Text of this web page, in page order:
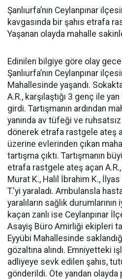
Şanlıurfa’nın Ceylanpınar
kavgasında bir şahıs etrafa
Yaşanan olayda mahalle
Edinilen bilgiye göre olay
Şanlıurfa’nın Ceylanpınar
Mahallesinde yaşandı.
A.R., karşılaştığı 3 genç ile
girdi. Tartışmanın ardından
yanında av tüfeği ve
dönerek etrafa rastgele ateş
üzerine evlerinden çıkan
tartışma çıktı. Tartışmanın
etrafa rastgele ateş açan
Murat K., Halil İbrahim K.,
T.'yi yaraladı. Ambulansla
yaralıların sağlık
kaçan zanlı ise Ceylanpınar
Asayiş Büro Amirliği ekipleri
Eyyübi Mahallesinde
gözaltına alındı. Emniyetteki
adliyeye sevk edilen şahıs,
gönderildi. Öte yandan